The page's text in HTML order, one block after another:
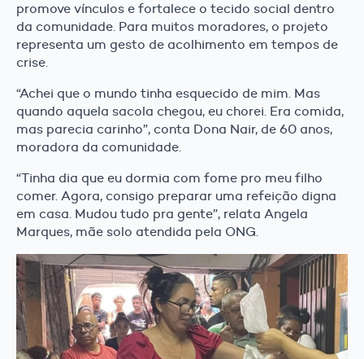
promove vínculos e fortalece o tecido social dentro
da comunidade. Para muitos moradores, o projeto
representa um gesto de acolhimento em tempos de
crise.
“Achei que o mundo tinha esquecido de mim. Mas
quando aquela sacola chegou, eu chorei. Era comida,
mas parecia carinho”, conta Dona Nair, de 60 anos,
moradora da comunidade.
“Tinha dia que eu dormia com fome pro meu filho
comer. Agora, consigo preparar uma refeição digna
em casa. Mudou tudo pra gente”, relata Angela
Marques, mãe solo atendida pela ONG.